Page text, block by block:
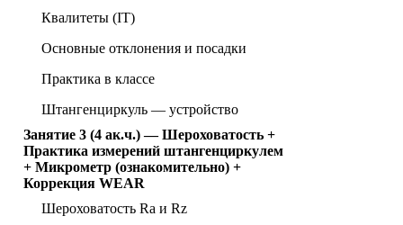
Квалитеты (IT)
Основные отклонения и посадки
Практика в классе
Штангенциркуль — устройство
Занятие 3 (4 ак.ч.) — Шероховатость +
Практика измерений штангенциркулем
+ Микрометр (ознакомительно) +
Коррекция WEAR
Шероховатость Ra и Rz